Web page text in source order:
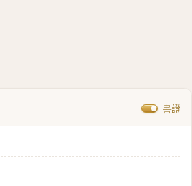
書證